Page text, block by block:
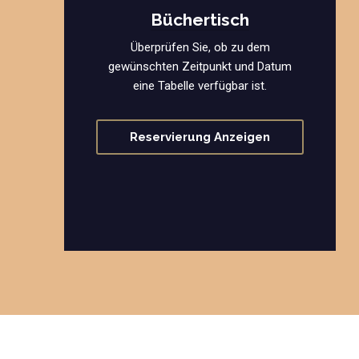
Büchertisch
Überprüfen Sie, ob zu dem
gewünschten Zeitpunkt und Datum
eine Tabelle verfügbar ist.
Reservierung Anzeigen